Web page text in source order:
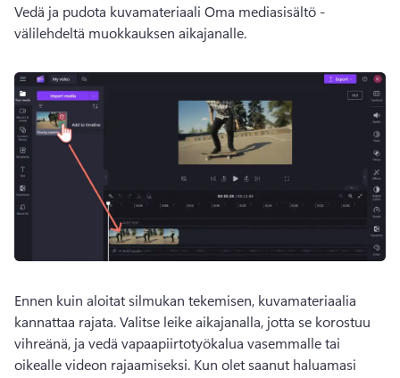
Vedä ja pudota kuvamateriaali Oma mediasisältö -
välilehdeltä muokkauksen aikajanalle.
Ennen kuin aloitat silmukan tekemisen, kuvamateriaalia
kannattaa rajata. Valitse leike aikajanalla, jotta se korostuu
vihreänä, ja vedä vapaapiirtotyökalua vasemmalle tai
oikealle videon rajaamiseksi. Kun olet saanut haluamasi